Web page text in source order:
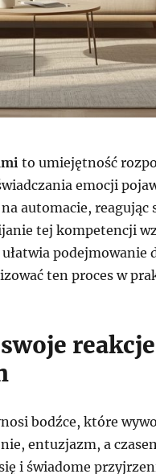
to umiejętność
emocji
automacie, reagując
tej kompetencji
podejmowanie
ten proces w
bodźce, które
entuzjazm, a
i świadome